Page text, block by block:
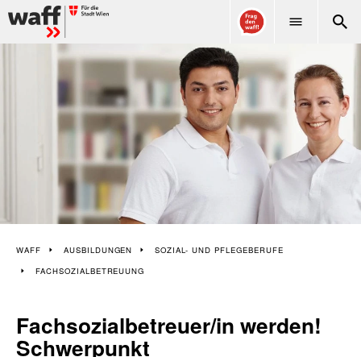
WAFF AUSBILDUNGEN
SOZIAL- UND PFLEGEBERUFE
FACHSOZIALBETREUUNG
Fachsozialbetreuer/in werden!
Schwerpunkt